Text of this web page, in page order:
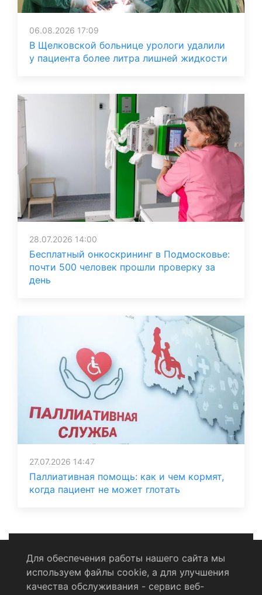
06.08.2026 17:09
В Щелковской больнице урологи удалили
у пациента более литра лишней жидкости
28.07.2026 14:00
Бесплатный онкоскрининг в Подмосковье:
почти 500 человек прошли проверку за
день
27.07.2026 14:47
Паллиативная помощь: как и чем кормят,
когда пациент не может глотать
Политика конфиденциальности
Для обеспечения работы нашего сайта мы
используем файлы cookie, а для улучшения
качества обслуживания - сервис веб-